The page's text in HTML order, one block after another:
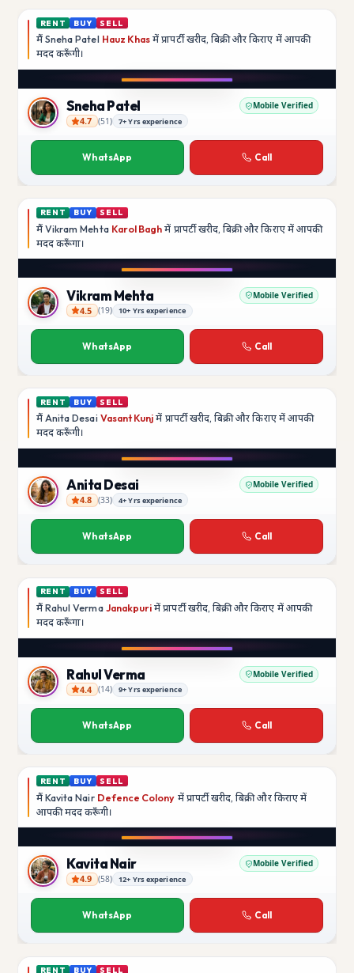
RENT BUY SELL
मैं Sneha Patel Hauz Khas में प्रापर्टी खरीद, बिक्री और किराए में आपकी
मददकरूँगी।
Sneha Patel
Sneha Patel Mobile Verified
4.7 (51) 7+ Yrs experience
WhatsApp Call
RENT BUY SELL
मैं Vikram Mehta Karol Bagh में प्रापर्टी खरीद, बिक्री और किराए में आपकी
मददकरूँगा।
Vikram Mehta
Vikram Mehta Mobile Verified
4.5 (19) 10+ Yrs experience
WhatsApp Call
RENT BUY SELL
मैं Anita Desai Vasant Kunj में प्रापर्टी खरीद, बिक्री और किराए में आपकी
मददकरूँगी।
Anita Desai
Anita Desai Mobile Verified
4.8 (33) 4+ Yrs experience
WhatsApp Call
RENT BUY SELL
मैं Rahul Verma Janakpuri में प्रापर्टी खरीद, बिक्री और किराए में आपकी
मददकरूँगा।
Rahul Verma
Rahul Verma Mobile Verified
4.4 (14) 9+ Yrs experience
WhatsApp Call
RENT BUY SELL
मैं Kavita Nair Defence Colony में प्रापर्टी खरीद, बिक्री और किराए में
आपकी मददकरूँगी।
Kavita Nair
Kavita Nair Mobile Verified
4.9 (58) 12+ Yrs experience
WhatsApp Call
RENT BUY SELL